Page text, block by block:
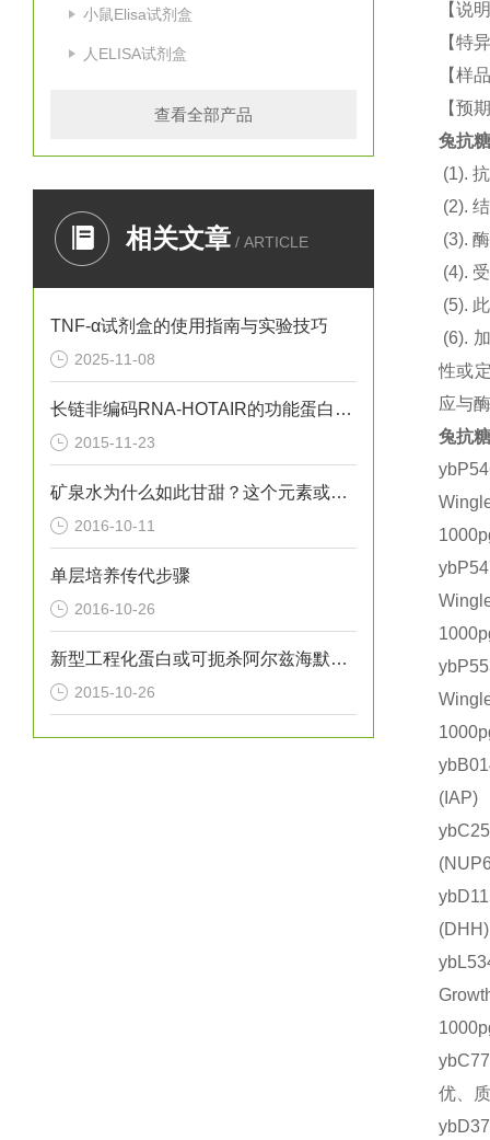
小鼠Elisa试剂盒
人ELISA试剂盒
查看全部产品
相关文章 / ARTICLE
TNF-α试剂盒的使用指南与实验技巧
2025-11-08
长链非编码RNA-HOTAIR的功能蛋白质组学的研究
2015-11-23
矿泉水为什么如此甘甜？这个元素或许给出了答案
2016-10-11
单层培养传代步骤
2016-10-26
新型工程化蛋白或可扼杀阿尔兹海默氏症
2015-10-26
【说
【特
【样
【预
兔抗
(1).
(2).
(3).
(4).
(5).
(6).
性或
应与
兔抗
(IAP)
优、